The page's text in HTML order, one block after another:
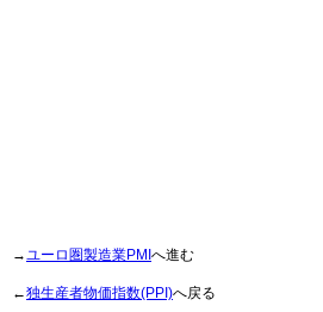
→ユーロ圏製造業PMI へ進む
←独生産者物価指数(PPI)へ戻る